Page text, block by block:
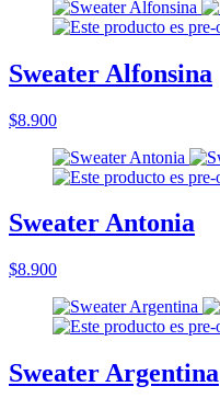
Sweater Alfonsina
$8.900
Sweater Antonia
$8.900
Sweater Argentina